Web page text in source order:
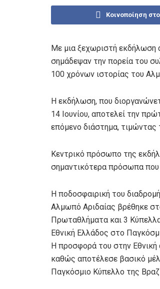
Κοινοποίηση
Με μια ξεχωριστή εκδήλωση
σημάδεψαν την πορεία του
100 χρόνων ιστορίας του
Η εκδήλωση, που
14 Ιουνίου, αποτελεί την
επόμενο διάστημα, τιμώντας
Κεντρικό πρόσωπο της
σημαντικότερα πρόσωπα που
Η ποδοσφαιρική του
Αλμωπό Αριδαίας βρέθηκε
Πρωταθλήματα και 3
Εθνική Ελλάδος στο
Η προσφορά του στην Εθνική
καθώς αποτέλεσε βασικό
Παγκόσμιο Κύπελλο της